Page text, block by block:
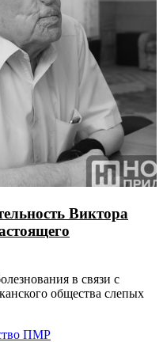
Виктора
в связи с
общества слепых
ПМР